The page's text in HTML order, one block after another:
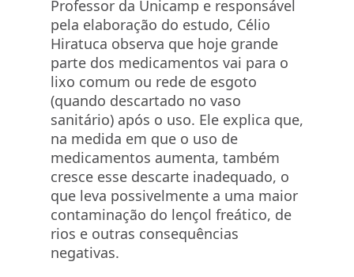
Professor da Unicamp e responsável
pela elaboração do estudo, Célio
Hiratuca observa que hoje grande
parte dos medicamentos vai para o
lixo comum ou rede de esgoto
(quando descartado no vaso
sanitário) após o uso. Ele explica que,
na medida em que o uso de
medicamentos aumenta, também
cresce esse descarte inadequado, o
que leva possivelmente a uma maior
contaminação do lençol freático, de
rios e outras consequências
negativas.